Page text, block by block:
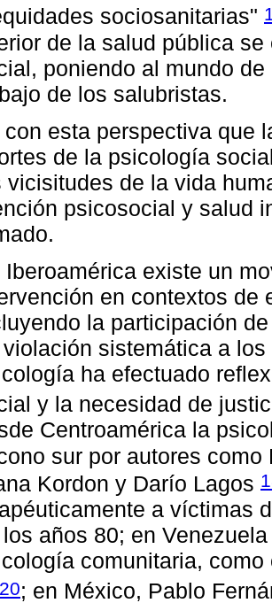
sociosanitarias"
de la salud pública
poniendo al mundo
de los salubristas.
con esta perspectiva que
de la psicología
vicisitudes de la vida
psicosocial y salud
Iberoamérica existe un
en contextos de
la participación
sistemática a
ha efectuado
y la necesidad de
Centroamérica la
sur por autores
Kordon y Darío Lagos
a víctimas
años 80; en
comunitaria,
20; en México, Pablo